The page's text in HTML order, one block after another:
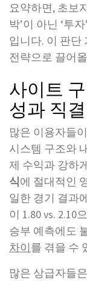
요약하면, 초보
박’이 아닌 ‘투
입니다. 이 판단
전략으로 끌어
사이트
성과 직
많은 이용자들
시스템 구조와
제 수익과 강하
식에 절대적인
일한 경기 결과
이 1.80 vs. 2.10
승부 예측에도
차이를 겪을 수
많은 상급자들